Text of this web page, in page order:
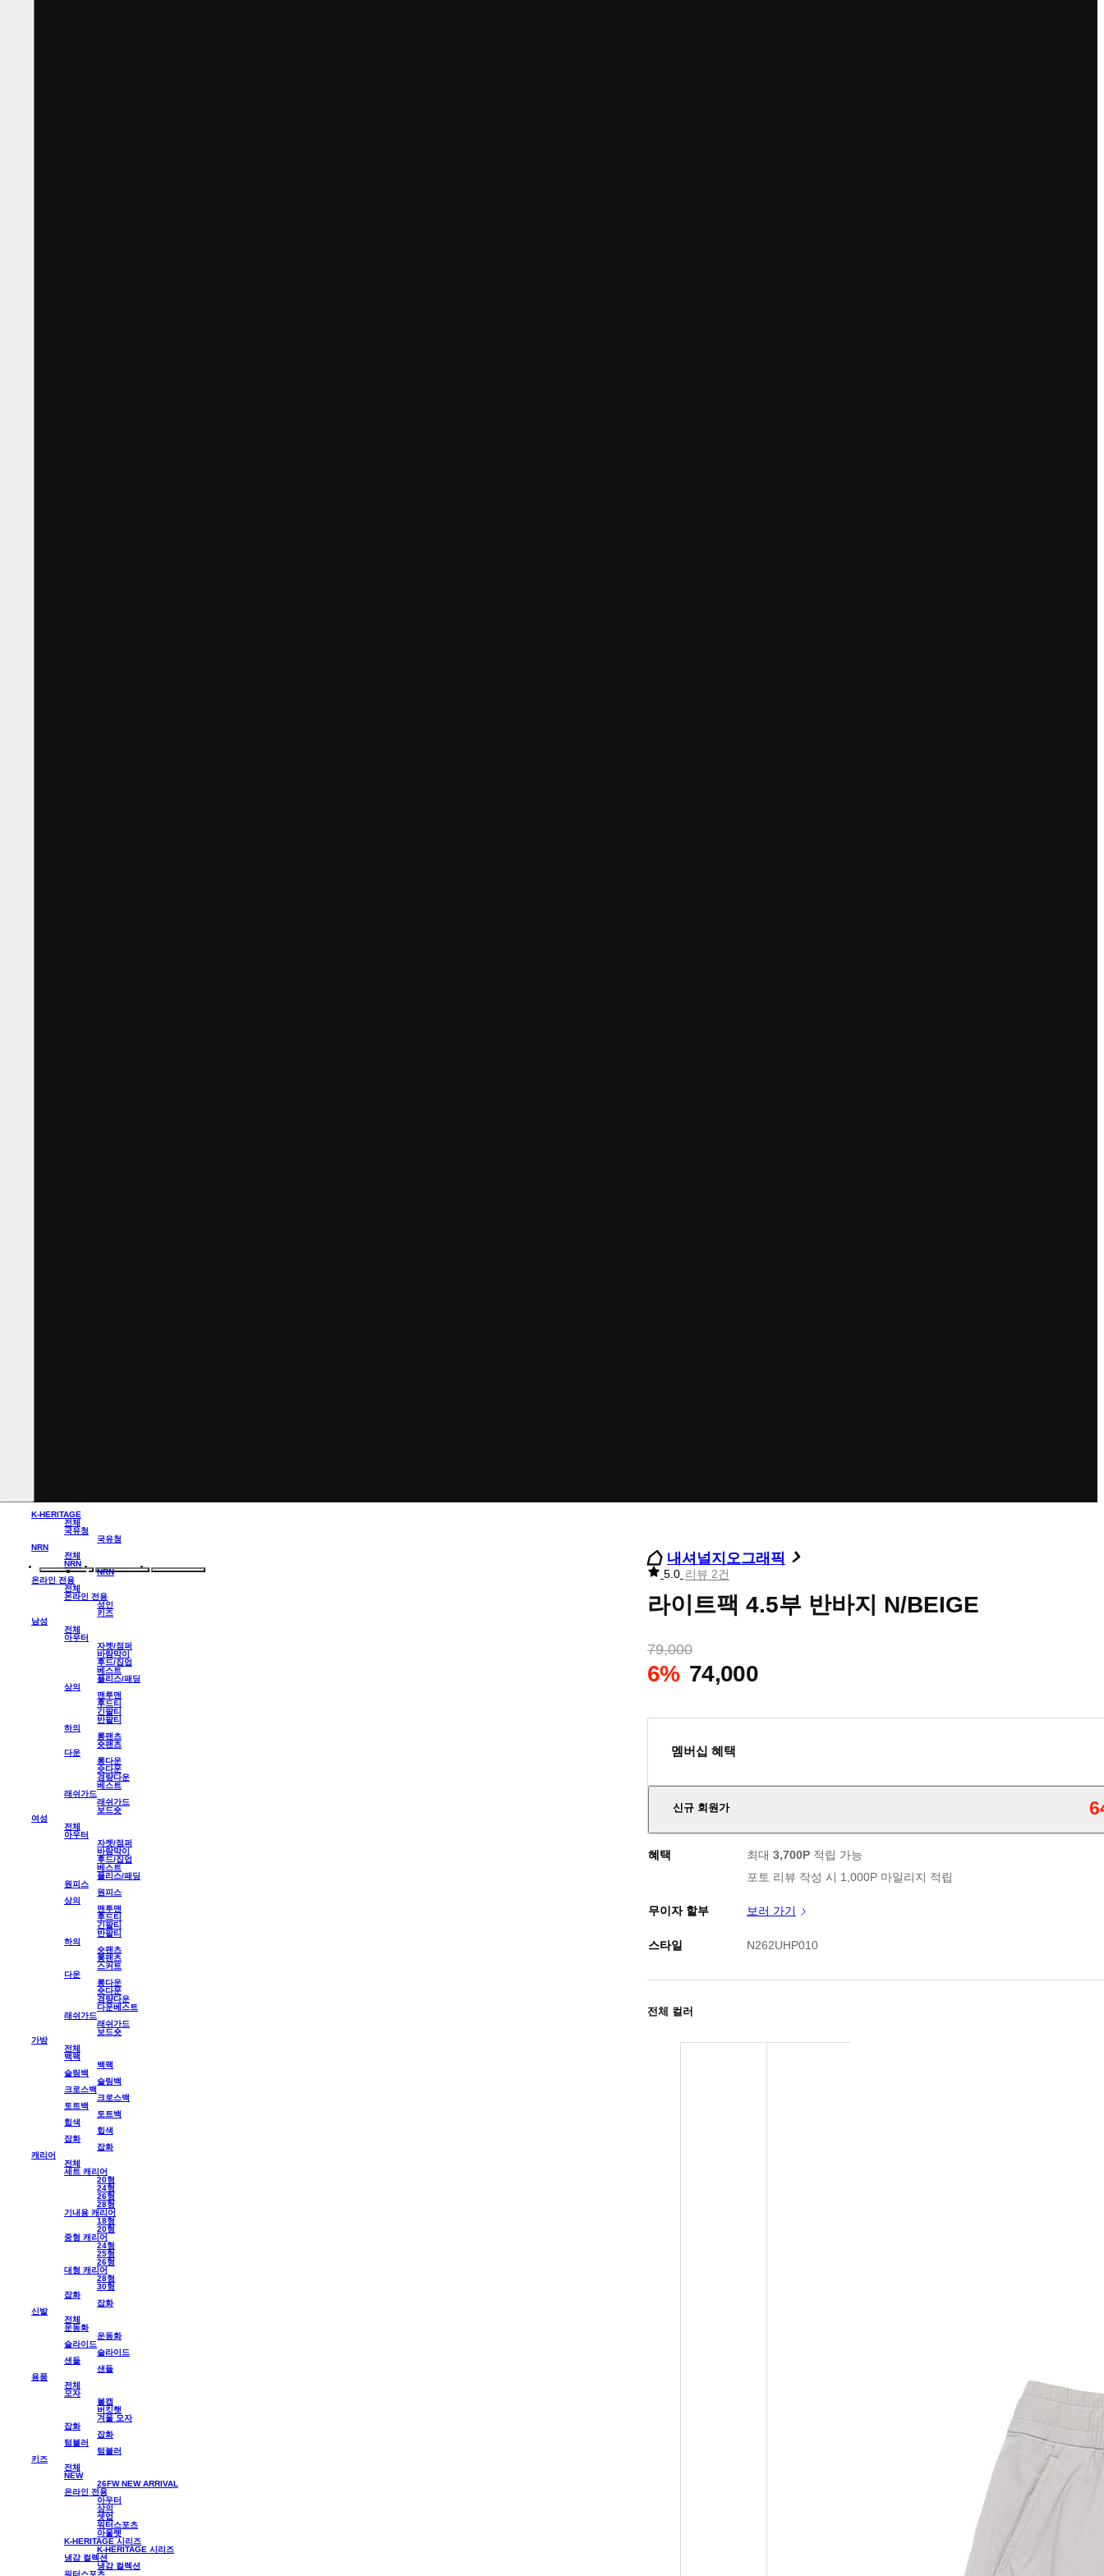
K-HERITAGE
전체
국유청
국유청
NRN
전체
NRN
NRN
온라인 전용
전체
온라인 전용
성인
키즈
남성
전체
아우터
자켓/점퍼
바람막이
후드/집업
베스트
플리스/패딩
상의
맨투맨
후드티
긴팔티
반팔티
하의
롱팬츠
숏팬츠
다운
롱다운
숏다운
경량다운
베스트
래쉬가드
래쉬가드
보드숏
여성
전체
아우터
자켓/점퍼
바람막이
후드/집업
베스트
플리스/패딩
원피스
원피스
상의
맨투맨
후드티
긴팔티
반팔티
하의
숏팬츠
롱팬츠
스커트
다운
롱다운
숏다운
경량다운
다운베스트
래쉬가드
래쉬가드
보드숏
가방
전체
백팩
백팩
슬링백
슬링백
크로스백
크로스백
토트백
토트백
힙색
힙색
잡화
잡화
캐리어
전체
세트 캐리어
20형
24형
26형
28형
기내용 캐리어
18형
20형
중형 캐리어
24형
25형
26형
대형 캐리어
28형
30형
잡화
잡화
신발
전체
운동화
운동화
슬라이드
슬라이드
샌들
샌들
용품
전체
모자
볼캡
버킷햇
겨울 모자
잡화
잡화
텀블러
텀블러
키즈
전체
NEW
26FW NEW ARRIVAL
온라인 전용
아우터
상의
셋업
워터스포츠
아울렛
K-HERITAGE 시리즈
K-HERITAGE 시리즈
냉감 컬렉션
냉감 컬렉션
워터스포츠
내셔널지오그래픽
리
별
점
5.0 리뷰 2건
라이트팩 4.5부 반바지 N/BEIGE
79,000
6% 74,000
멤버십 혜택
신규 회원가
판매가
신규 가입 쿠폰 1만원(3만원 이상 구매시)
혜택 최대 3,700P 적립 가능
포토 리뷰 작성 시 1,000P 마일리지 적립
무이자 할부 보러 가기
스타일 N262UHP010
전체 컬러